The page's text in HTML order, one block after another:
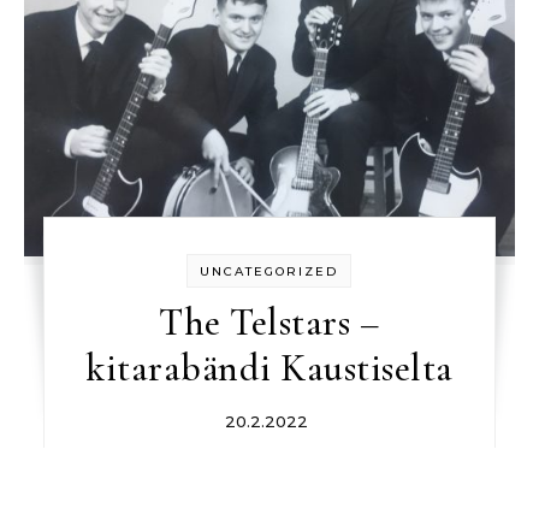
UNCATEGORIZED
The Telstars –
kitarabändi Kaustiselta
20.2.2022